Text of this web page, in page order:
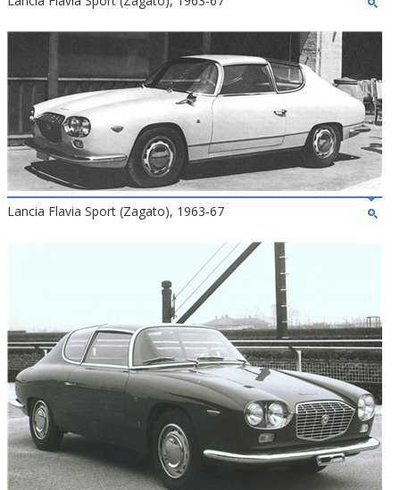
Lancia Flavia Sport (Zagato), 1963-67